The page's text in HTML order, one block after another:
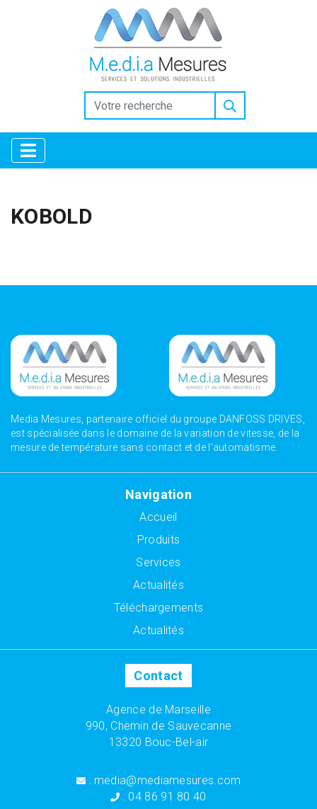
https://www.inkitt.com/SanfordShah
https://www.intensedebate.com/people/SanfordShah
Collectors Trust the Selection at Replica Factory
replica watches replicafactory official Horology for
Everyone: Breaking Down the Best Replica Watches
https://www.openlearning.com/u/sanfordshah-tbgzkf/
Replica Factory: Bridging the Gap in Luxury Horology
Replica Watches from Replica Factory are the Ultimate Style
Luxury Gifting With replica watches
KOBOLD
Media Mesures, partenaire officiel du groupe DANFOSS DRIVES,
est spécialisée dans le domaine de la variation de vitesse, de la
mesure de température sans contact et de l'automatisme.
Navigation
Accueil
Produits
Services
Actualités
Téléchargements
Actualités
Contact
Agence de Marseille
990, Chemin de Sauvecanne
13320 Bouc-Bel-air
: media@mediamesures.com
: 04 86 91 80 40